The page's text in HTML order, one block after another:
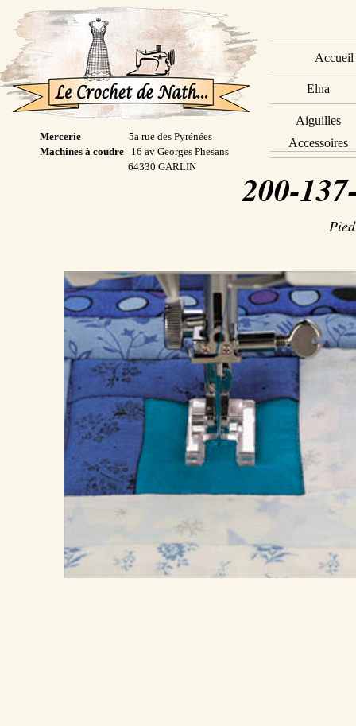
Accueil
Elna
Aiguilles
Accessoires
Mercerie
5a rue des Pyrénées
Machines à coudre
16 av Georges Phesans
64330 GARLIN
200-